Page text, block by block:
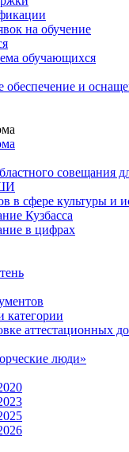
на обучение
обучающихся
обеспечение и
совещания
в сфере культуры и
Кузбасса
в цифрах
категории
аттестационных
люди»